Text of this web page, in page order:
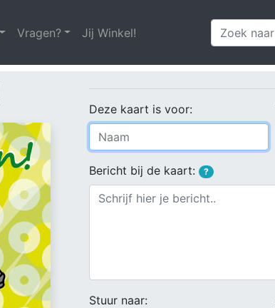
Vragen? Jij Winkel!
Deze kaart is voor:
Bericht bij de kaart: ?
Stuur naar: